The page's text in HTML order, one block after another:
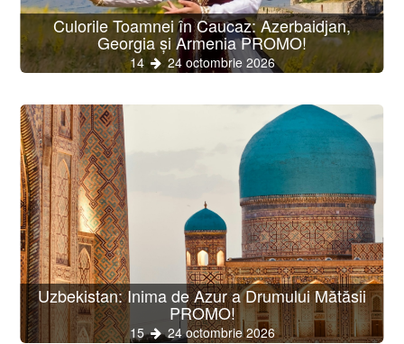
Culorile Toamnei în Caucaz: Azerbaidjan,
Georgia și Armenia PROMO!
14 24 octombrie 2026
Uzbekistan: Inima de Azur a Drumului Mătăsii
PROMO!
15 24 octombrie 2026